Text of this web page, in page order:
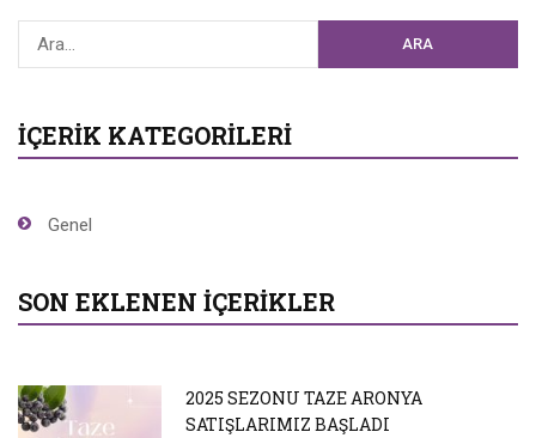
ARA
İÇERIK KATEGORILERI
Genel
SON EKLENEN İÇERIKLER
2025 SEZONU TAZE ARONYA
SATIŞLARIMIZ BAŞLADI